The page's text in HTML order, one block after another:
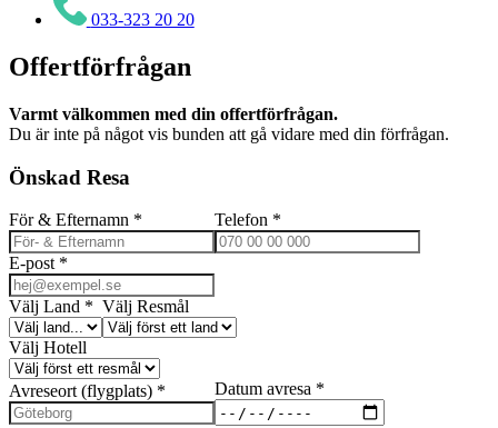
033-323 20 20
Offertförfrågan
Varmt välkommen med din offertförfrågan.
Du är inte på något vis bunden att gå vidare med din förfrågan.
Önskad Resa
För & Efternamn * Telefon *
E-post *
Välj Land * Välj Resmål
Välj Hotell
Avreseort (flygplats) * Datum avresa *